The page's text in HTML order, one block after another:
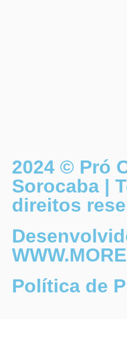
2024 © Pró
Sorocaba |
direitos
Política de